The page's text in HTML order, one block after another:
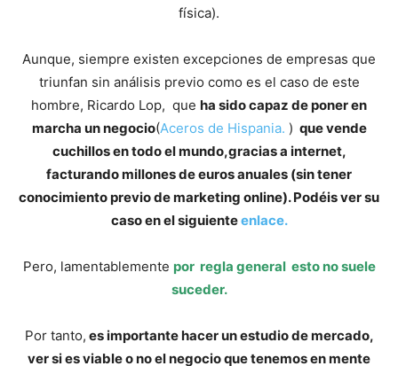
física).
Aunque, siempre existen excepciones de empresas que
triunfan sin análisis previo como es el caso de este
hombre, Ricardo Lop, que ha sido capaz de poner en
marcha un negocio(Aceros de Hispania. ) que vende
cuchillos en todo el mundo,gracias a internet,
facturando millones de euros anuales (sin tener
conocimiento previo de marketing online). Podéis ver su
caso en el siguienteenlace.
Pero, lamentablemente por regla general esto no suele
suceder.
Por tanto, es importante hacer un estudio de mercado,
ver si es viable o no el negocio que tenemos en mente